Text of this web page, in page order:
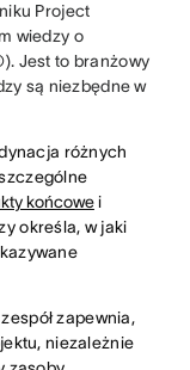
Project
wiedzy o
Jest to branżowy
są niezbędne w
różnych
końcowei
określa, w jaki
zapewnia,
niezależnie